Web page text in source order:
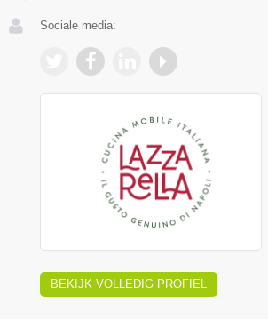
Sociale media:
BEKIJK VOLLEDIG PROFIEL